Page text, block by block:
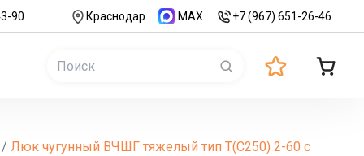
90 Краснодар MAX +7 (967) 651-26-46
/ Люк чугунный ВЧШГ тяжелый тип Т(С250) 2-60 с